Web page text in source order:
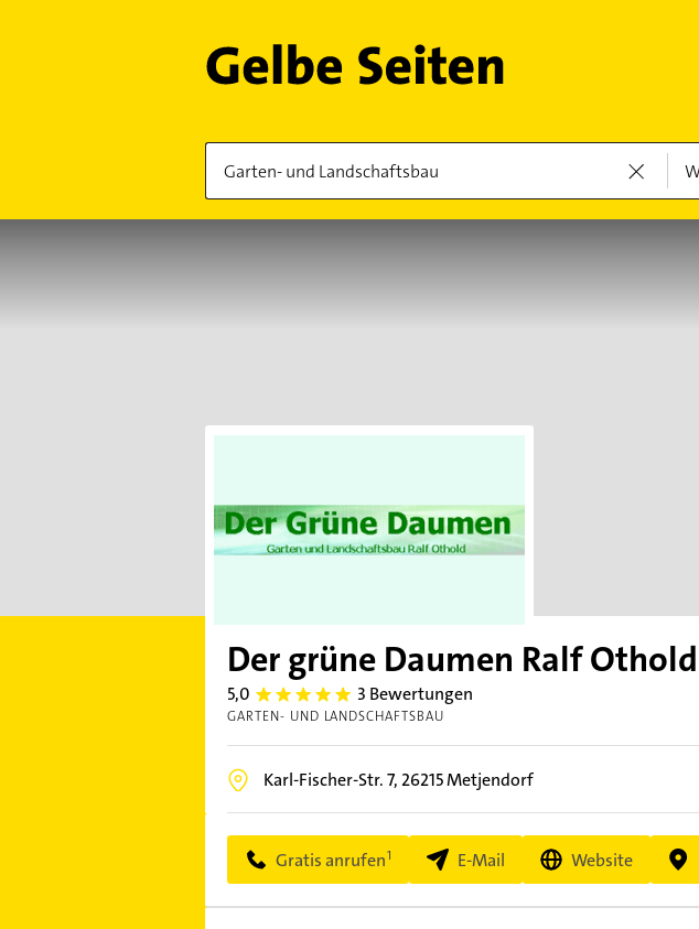
Der grüne Daumen Ralf Othold
5,0 5.0 3 Bewertungen
GARTEN- UND LANDSCHAFTSBAU
Karl-Fischer-Str. 7, 26215Metjendorf
Gratis anrufen E-Mail Website